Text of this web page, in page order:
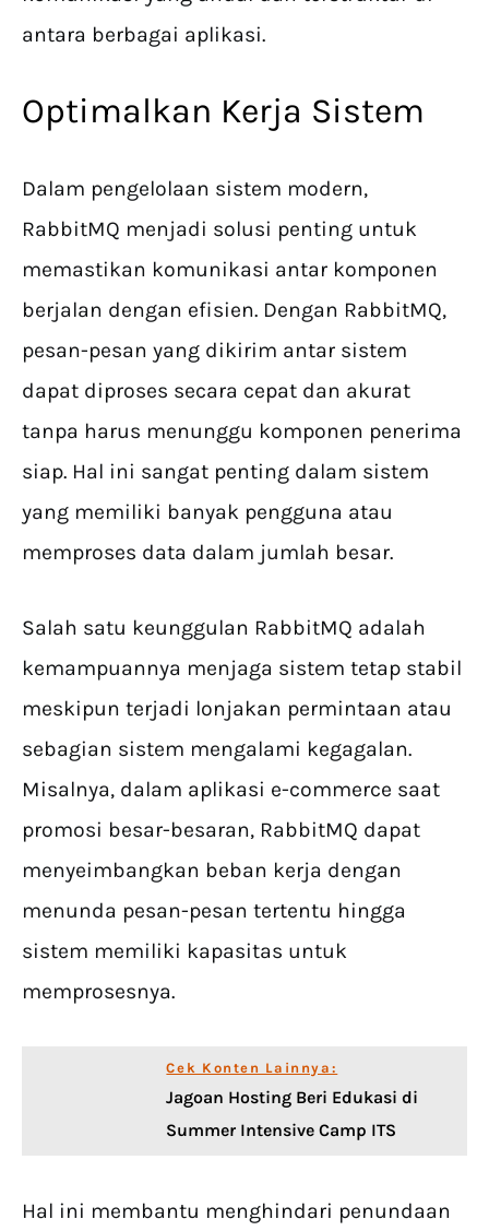
antara berbagai aplikasi.
Optimalkan Kerja Sistem
Dalam pengelolaan sistem modern,
RabbitMQ menjadi solusi penting untuk
memastikan komunikasi antar komponen
berjalan dengan efisien. Dengan RabbitMQ,
pesan-pesan yang dikirim antar sistem
dapat diproses secara cepat dan akurat
tanpa harus menunggu komponen penerima
siap. Hal ini sangat penting dalam sistem
yang memiliki banyak pengguna atau
memproses data dalam jumlah besar.
Salah satu keunggulan RabbitMQ adalah
kemampuannya menjaga sistem tetap stabil
meskipun terjadi lonjakan permintaan atau
sebagian sistem mengalami kegagalan.
Misalnya, dalam aplikasi e-commerce saat
promosi besar-besaran, RabbitMQ dapat
menyeimbangkan beban kerja dengan
menunda pesan-pesan tertentu hingga
sistem memiliki kapasitas untuk
memprosesnya.
Cek Konten Lainnya:
Jagoan Hosting Beri Edukasi di
Summer Intensive Camp ITS
Hal ini membantu menghindari penundaan